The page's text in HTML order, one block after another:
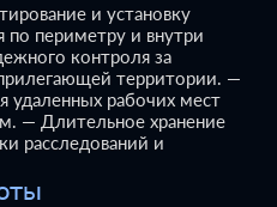
и установку
периметру и внутри
контроля за
территории. —
рабочих мест
— Длительное хранение
расследований и